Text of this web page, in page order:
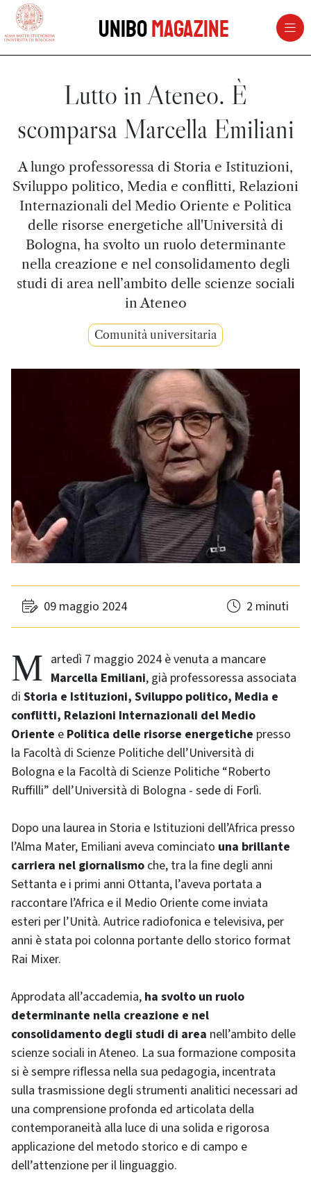
vai al contenuto della pagina
UniboMagazine
Lutto in Ateneo. È
scomparsa Marcella Emiliani
A lungo professoressa di Storia e Istituzioni,
Sviluppo politico, Media e conflitti, Relazioni
Internazionali del Medio Oriente e Politica
delle risorse energetiche all'Università di
Bologna, ha svolto un ruolo determinante
nella creazione e nel consolidamento degli
studi di area nell’ambito delle scienze sociali
in Ateneo
Comunità universitaria
09 maggio 2024 2 minuti
Martedì 7 maggio 2024 è venuta a mancare
Marcella Emiliani, già professoressa associata
di Storia e Istituzioni, Sviluppo politico, Media e
conflitti, Relazioni Internazionali del Medio
Oriente e Politica delle risorse energetiche presso
la Facoltà di Scienze Politiche dell’Università di
Bologna e la Facoltà di Scienze Politiche “Roberto
Ruffilli” dell’Università di Bologna - sede di Forlì.
Dopo una laurea in Storia e Istituzioni dell’Africa presso
l’Alma Mater, Emiliani aveva cominciato una brillante
carriera nel giornalismo che, tra la fine degli anni
Settanta e i primi anni Ottanta, l’aveva portata a
raccontare l’Africa e il Medio Oriente come inviata
esteri per l’Unità. Autrice radiofonica e televisiva, per
anni è stata poi colonna portante dello storico format
Rai Mixer.
Approdata all’accademia, ha svolto un ruolo
determinante nella creazione e nel
consolidamento degli studi di area nell’ambito delle
scienze sociali in Ateneo. La sua formazione composita
si è sempre riflessa nella sua pedagogia, incentrata
sulla trasmissione degli strumenti analitici necessari ad
una comprensione profonda ed articolata della
contemporaneità alla luce di una solida e rigorosa
applicazione del metodo storico e di campo e
dell’attenzione per il linguaggio.